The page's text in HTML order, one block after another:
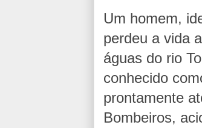
Um homem,
perdeu a vida
águas do rio
conhecido
prontamente
Bombeiros,